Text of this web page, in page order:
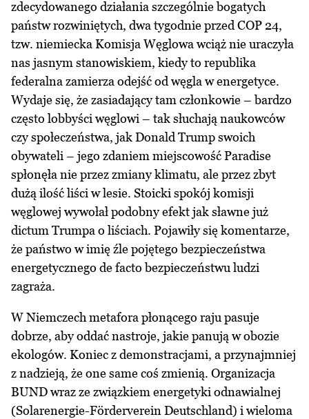
zdecydowanego działania szczególnie bogatych
państw rozwiniętych, dwa tygodnie przed COP 24,
tzw. niemiecka Komisja Węglowa wciąż nie uraczyła
nas jasnym stanowiskiem, kiedy to republika
federalna zamierza odejść od węgla w energetyce.
Wydaje się, że zasiadający tam członkowie – bardzo
często lobbyści węglowi – tak słuchają naukowców
czy społeczeństwa, jak Donald Trump swoich
obywateli – jego zdaniem miejscowość Paradise
spłonęła nie przez zmiany klimatu, ale przez zbyt
dużą ilość liści w lesie. Stoicki spokój komisji
węglowej wywołał podobny efekt jak sławne już
dictum Trumpa o liściach. Pojawiły się komentarze,
że państwo w imię źle pojętego bezpieczeństwa
energetycznego de facto bezpieczeństwu ludzi
zagraża.
W Niemczech metafora płonącego raju pasuje
dobrze, aby oddać nastroje, jakie panują w obozie
ekologów. Koniec z demonstracjami, a przynajmniej
z nadzieją, że one same coś zmienią. Organizacja
BUND wraz ze związkiem energetyki odnawialnej
(Solarenergie-Förderverein Deutschland) i wieloma